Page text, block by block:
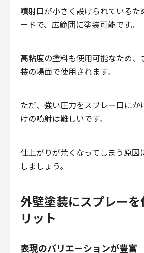
噴射口が小さく設けられているた
ードで、広範囲に塗装可能です。
高粘度の塗料も使用可能なため、
装の場面で使用されます。
ただ、強い圧力をスプレー口にか
けの噴射は難しいです。
仕上がりが荒くなってしまう原因
しましょう。
外壁塗装にスプレー
リット
表現のバリエーションが豊富